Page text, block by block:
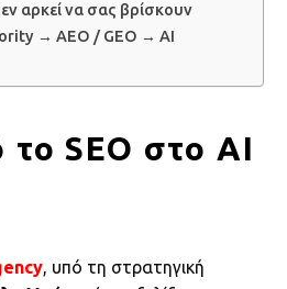
αρκεί να σας βρίσκουν
→ AEO / GEO → AI
το SEO στο AI
, υπό τη στρατηγική